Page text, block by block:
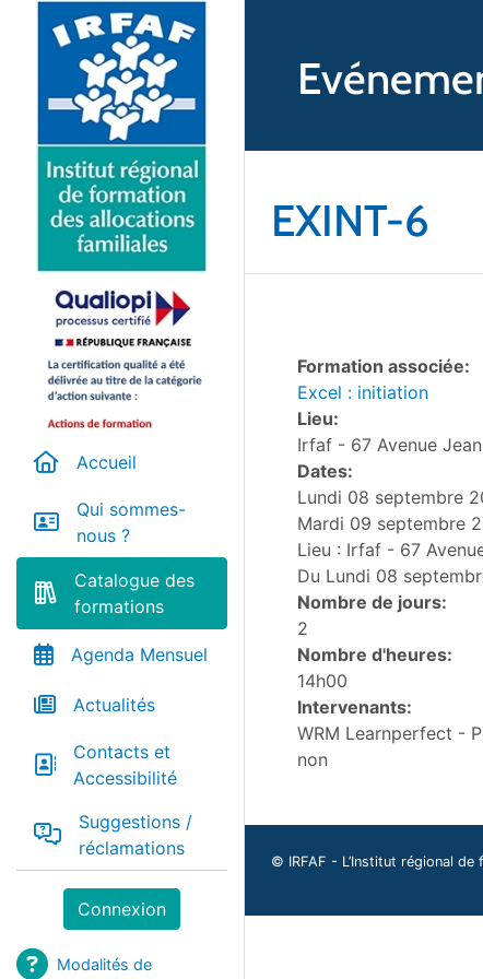
Accueil
Qui sommes-
nous ?
Catalogue des
formations
Agenda Mensuel
Actualités
Contacts et
Accessibilité
Suggestions /
réclamations
Connexion
Modalités de
EXINT-6
Formation associée:
Excel : initiation
Lieu:
Irfaf - 67 Avenue
Dates:
Lundi 08 septembre
Mardi 09 septembre
Lieu : Irfaf - 67
Du Lundi 08
Nombre de jours:
2
Nombre d'heures:
14h00
Intervenants:
WRM Learnperfect -
non
© IRFAF - L’Institut régional